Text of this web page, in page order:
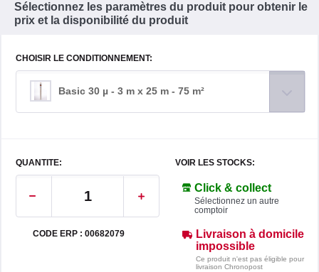
Sélectionnez les paramètres du produit pour obtenir le
prix et la disponibilité du produit
CHOISIR LE CONDITIONNEMENT:
Basic 30 µ - 3 m x 25 m - 75 m²
QUANTITE:
CODE ERP : 00682079
VOIR LES STOCKS:
Click & collect
Sélectionnez un autre
comptoir
Livraison à domicile
impossible
Ce produit n'est pas éligible pour
livraison Chronopost